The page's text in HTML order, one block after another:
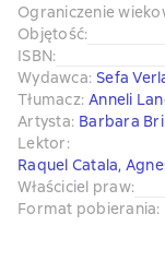
Ograniczenie
Objętość:
ISBN:
Wydawca: Sefa
Tłumacz: Anneli
Artysta: Barbara
Lektor:
Raquel Catala,
Właściciel praw:
Format pobierania: